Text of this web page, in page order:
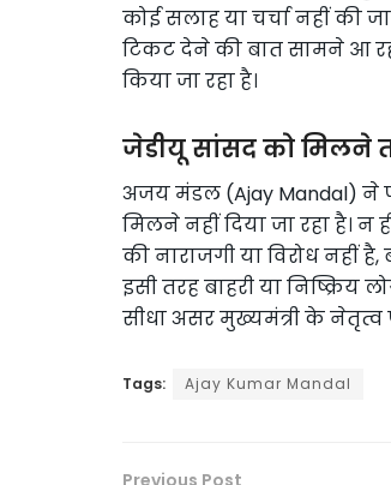
कोई सलाह या चर्चा नहीं की
टिकट देने की बात सामने आ
किया जा रहा है।
जेडीयू सांसद को मिलने
अजय मंडल (Ajay Mandal) ने
मिलने नहीं दिया जा रहा है। न
की नाराजगी या विरोध नहीं
इसी तरह बाहरी या निष्क्रिय
सीधा असर मुख्यमंत्री के नेतृत्व
Tags: Ajay Kumar Mandal